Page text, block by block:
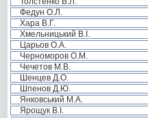
Федун О.Л.
Хара В.Г.
Хмельницький В.І.
Царьов О.А.
Черноморов О.М.
Чечетов М.В.
Шенцев Д.О.
Шпенов Д.Ю.
Янковський М.А.
Ярощук В.І.